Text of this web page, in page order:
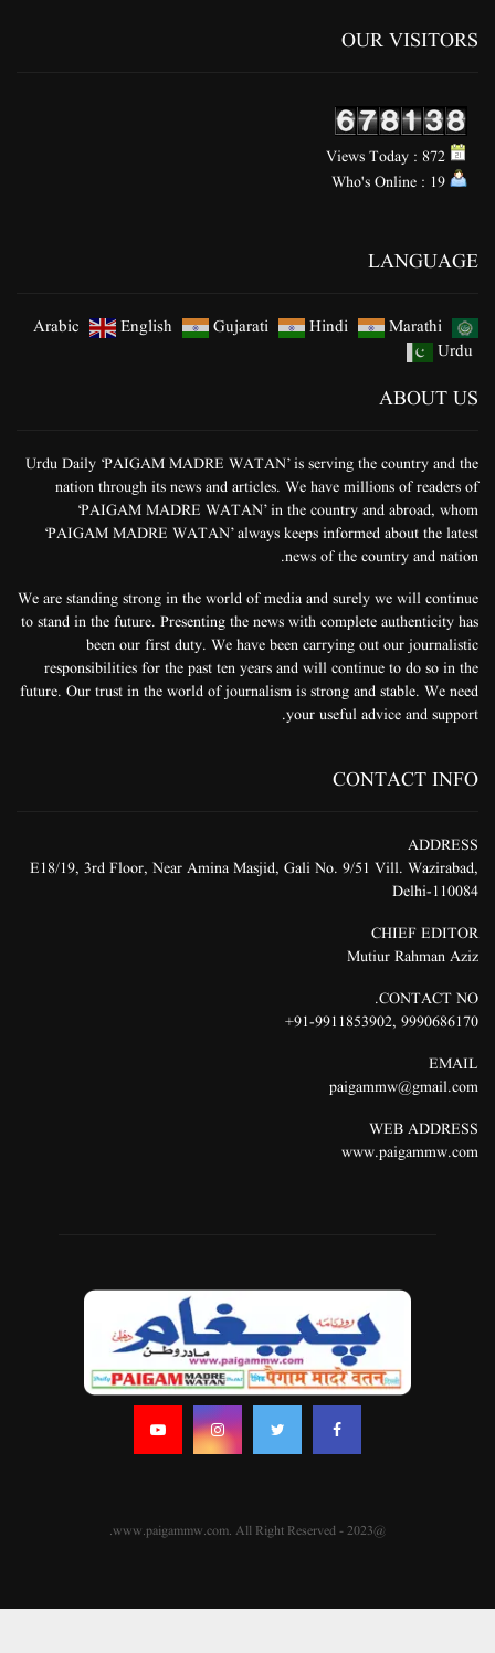
OUR VISITORS
LANGUAGE
Arabic English Gujarati Hindi
Marathi
Urdu
ABOUT US
Urdu Daily ‘PAIGAM MADRE WATAN’ is serving the country and the
nation through its news and articles. We have millions of readers of
‘PAIGAM MADRE WATAN’ in the country and abroad, whom
‘PAIGAM MADRE WATAN’ always keeps informed about the latest
news of the country and nation.
We are standing strong in the world of media and surely we will continue
to stand in the future. Presenting the news with complete authenticity has
been our first duty. We have been carrying out our journalistic
responsibilities for the past ten years and will continue to do so in the
future. Our trust in the world of journalism is strong and stable. We need
your useful advice and support.
CONTACT INFO
ADDRESS
E18/19, 3rd Floor, Near Amina Masjid, Gali No. 9/51 Vill. Wazirabad,
Delhi-110084
CHIEF EDITOR
Mutiur Rahman Aziz
CONTACT NO.
9990686170
,
91-9911853902+
EMAIL
paigammw@gmail.com
WEB ADDRESS
www.paigammw.com
@2023 - www.paigammw.com. All Right Reserved.